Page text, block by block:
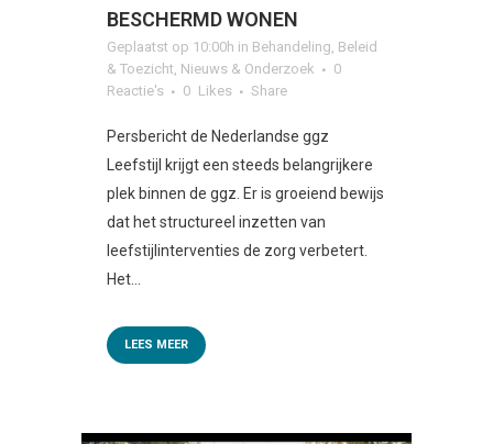
BESCHERMD WONEN
Geplaatst op 10:00h in Behandeling, Beleid
& Toezicht, Nieuws & Onderzoek
0
Reactie's
0 Likes Share
Persbericht de Nederlandse ggz
Leefstijl krijgt een steeds belangrijkere
plek binnen de ggz. Er is groeiend bewijs
dat het structureel inzetten van
leefstijlinterventies de zorg verbetert.
Het...
LEES MEER